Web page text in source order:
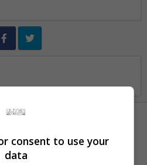
consent to use your
data